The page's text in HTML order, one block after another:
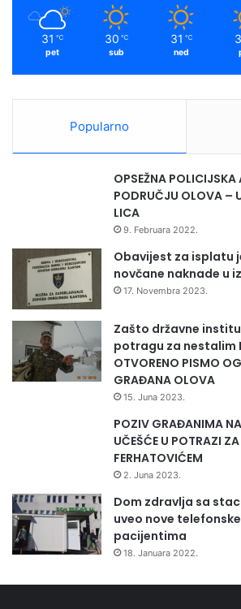
31 ℃
pet
30 ℃
sub
31 ℃
ned
Popularno
OPSEŽNA
PODRUČJU OLOVA –
LICA
9. Februara 2022.
Obavijest za isplatu
novčane naknade u
17. Novembra 2023.
Zašto državne
potragu za nestalim
OTVORENO PISMO
GRAĐANA OLOVA
15. Juna 2023.
POZIV GRAĐANIMA
UČEŠĆE U POTRAZI
FERHATOVIĆEM
2. Juna 2023.
Dom zdravlja sa
uveo nove
pacijentima
18. Januara 2022.